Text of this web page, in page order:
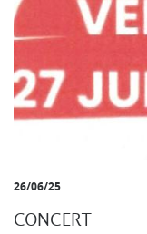
26/06/25
CONCERT